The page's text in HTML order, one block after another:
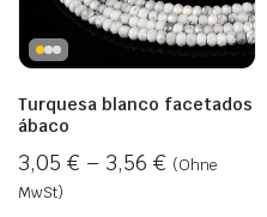
Turquesa blanco facetados
ábaco
3,05 € – 3,56 € (Ohne
MwSt)